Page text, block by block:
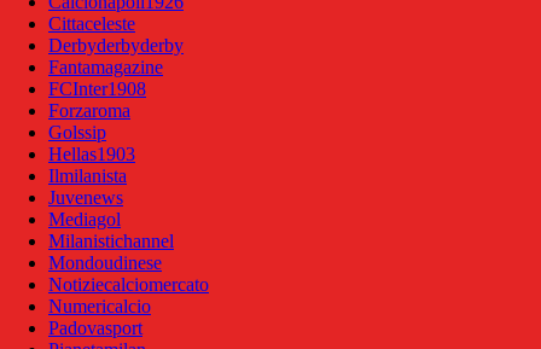
Cittaceleste
Derbyderbyderby
Fantamagazine
FCInter1908
Forzaroma
Golssip
Hellas1903
Ilmilanista
Juvenews
Mediagol
Milanistichannel
Mondoudinese
Notiziecalciomercato
Numericalcio
Padovasport